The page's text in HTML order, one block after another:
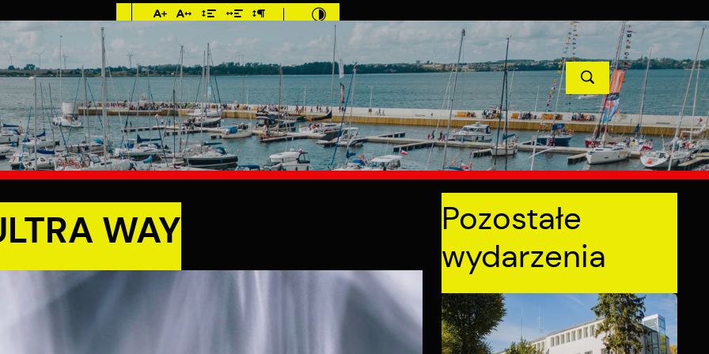
Imieniny: Sława,
Jakub, Stefan
MIESZKANIEC TURYSTYKA INWESTYCJE PROJEKTY UNIJNE KONTAKT
POPRZEDNI NASTĘPNY
WAY
Pozostałe
wydarzenia